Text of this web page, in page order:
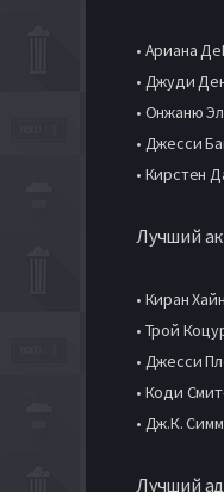
• Ариана
• Джуди
• Онжаню
• Джесси
• Кирстен
Лучший
• Киран
• Трой
• Джесси
• Коди
• Дж.К.
Лучший